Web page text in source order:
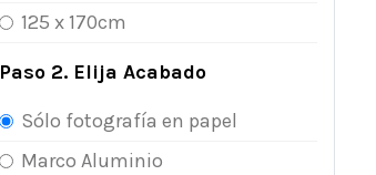
125 x 170cm
Paso 2. Elija Acabado
Sólo fotografía en papel
Marco Aluminio